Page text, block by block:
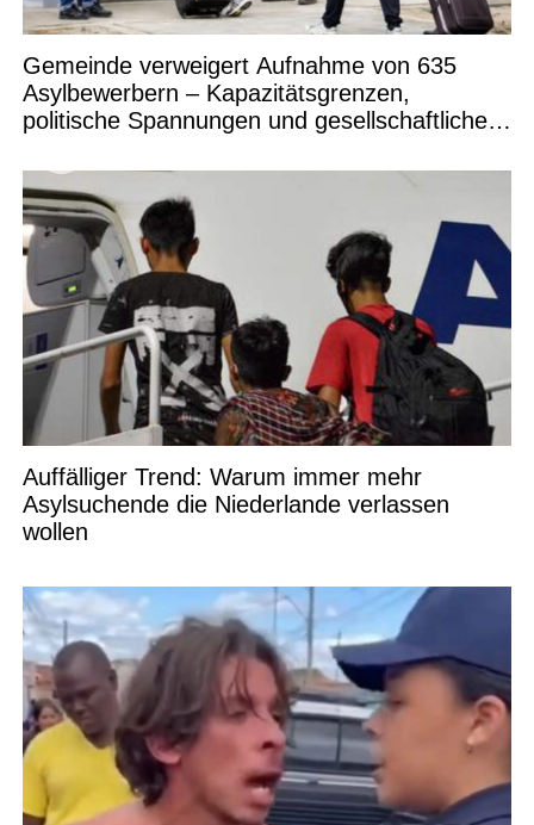
Gemeinde verweigert Aufnahme von 635
Asylbewerbern – Kapazitätsgrenzen,
politische Spannungen und gesellschaftliche
Auffälliger Trend: Warum immer mehr
Asylsuchende die Niederlande verlassen
wollen